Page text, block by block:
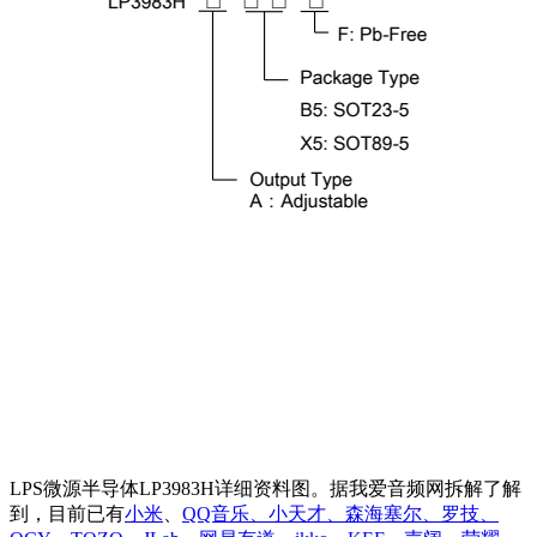
LPS微源半导体LP3983H详细资料图。据我爱音频网拆解了解
到，目前已有小米
QQ音乐、小天才、森海塞尔、罗技、